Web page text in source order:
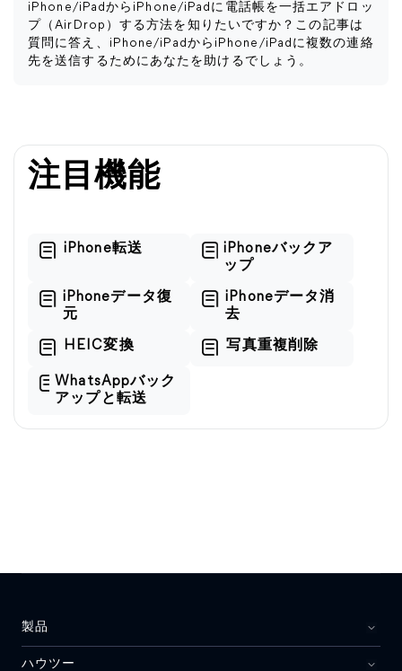
iPhone/iPadからiPhone/iPadに電話帳を一括エアドロッ
プ（AirDrop）する方法を知りたいですか？この記事は
質問に答え、iPhone/iPadからiPhone/iPadに複数の連絡
先を送信するためにあなたを助けるでしょう。
注目機能
iPhone転送
iPhoneバックア
ップ
iPhoneデータ復
元
iPhoneデータ消
去
HEIC変換 写真重複削除
WhatsAppバック
アップと転送
製品
ハウツー